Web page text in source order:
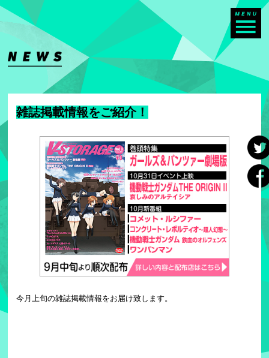
雑誌掲載情報をご紹介！
今月上旬の雑誌掲載情報をお届け致します。